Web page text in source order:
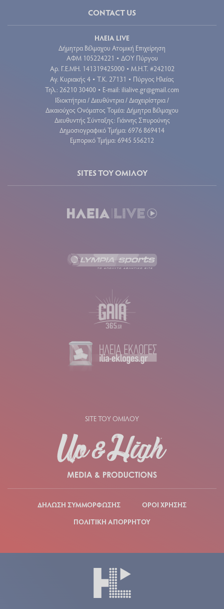
CONTACT US
ΗΛΕΙΑ LIVE
Δήμητρα Βέλμαχου Ατομική Επιχείρηση
ΑΦΜ 105224221 • ΔΟΥ Πύργου
Aρ. Γ.Ε.ΜΗ. 141319425000 • Μ.Η.Τ. #242102
Αγ. Κυριακής 4 • Τ.Κ. 27131 • Πύργος Ηλείας
Τηλ.: 26210 30400 • E-mail: ilialive.gr@gmail.com
Ιδιοκτήτρια / Διευθύντρια / Διαχειρίστρια /
Δικαιούχος Ονόματος Τομέα: Δήμητρα Βέλμαχου
Διευθυντής Σύνταξης: Γιάννης Σπυρούνης
Δημοσιογραφικό Τμήμα: 6976 869414
Εμπορικό Τμήμα: 6945 556212
SITES ΤΟΥ ΟΜΙΛΟΥ
SITE ΤΟΥ ΟΜΙΛΟΥ
ΔΗΛΩΣΗ ΣΥΜΜΟΡΦΩΣΗΣ
ΟΡΟΙ ΧΡΗΣΗΣ
ΠΟΛΙΤΙΚΗ ΑΠΟΡΡΗΤΟΥ